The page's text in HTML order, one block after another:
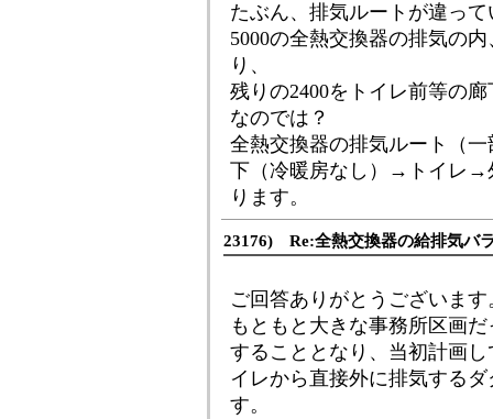
たぶん、排気ルートが違っ
5000の全熱交換器の排気の
り、
残りの2400をトイレ前等の
なのでは？
全熱交換器の排気ルート（
下（冷暖房なし）→トイレ→
ります。
23176) Re:全熱交換器の給排気バ
ご回答ありがとうございます
もともと大きな事務所区画
することとなり、当初計画
イレから直接外に排気する
す。